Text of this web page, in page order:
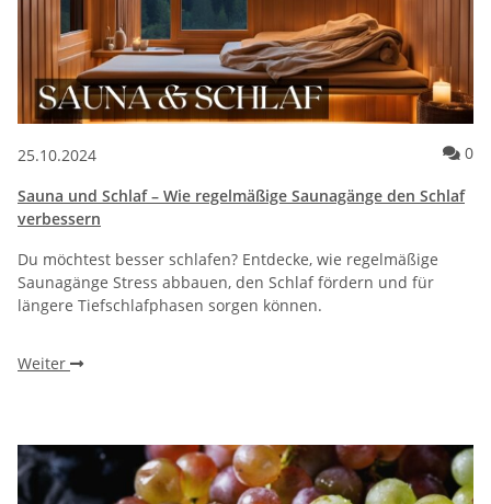
25.10.2024 0
Sauna und Schlaf – Wie regelmäßige Saunagänge den Schlaf
verbessern
Du möchtest besser schlafen? Entdecke, wie regelmäßige
Saunagänge Stress abbauen, den Schlaf fördern und für
längere Tiefschlafphasen sorgen können.
Weiter